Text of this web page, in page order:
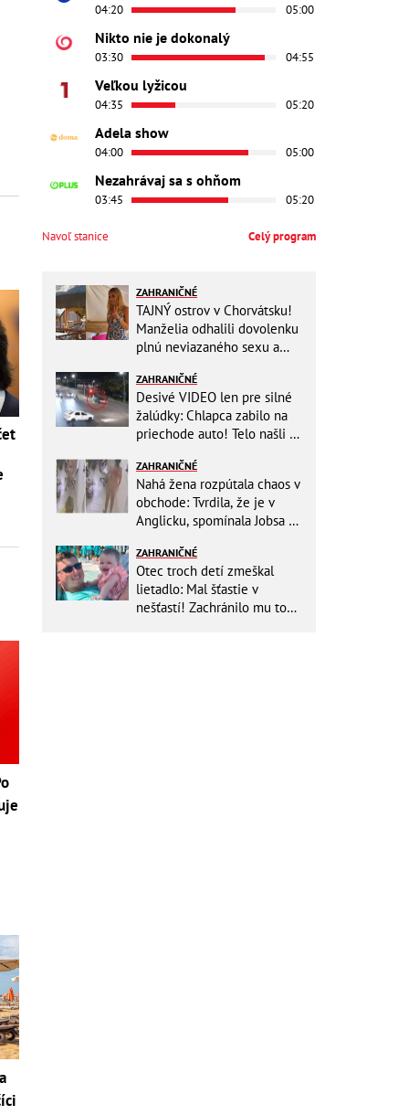
04:20 05:00
Nikto nie je dokonalý
03:30 04:55
Veľkou lyžicou
04:35 05:20
Adela show
04:00 05:00
Nezahrávaj sa s ohňom
03:45 05:20
Navoľ stanice Celý program
ZAHRANIČNÉ
TAJNÝ ostrov v Chorvátsku!
Manželia odhalili dovolenku
plnú neviazaného sexu a
ZAHRANIČNÉ
Desivé VIDEO len pre silné
žalúdky: Chlapca zabilo na
priechode auto! Telo našli o
ZAHRANIČNÉ
Nahá žena rozpútala chaos v
obchode: Tvrdila, že je v
Anglicku, spomínala Jobsa aj
ZAHRANIČNÉ
Otec troch detí zmeškal
lietadlo: Mal šťastie v
nešťastí! Zachránilo mu to